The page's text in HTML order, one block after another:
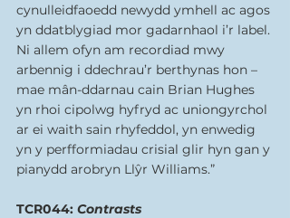
cynulleidfaoedd newydd ymhell ac agos
yn ddatblygiad mor gadarnhaol i’r label.
Ni allem ofyn am recordiad mwy
arbennig i ddechrau’r berthynas hon –
mae mân-ddarnau cain Brian Hughes
yn rhoi cipolwg hyfryd ac uniongyrchol
ar ei waith sain rhyfeddol, yn enwedig
yn y perfformiadau crisial glir hyn gan y
pianydd arobryn Llŷr Williams.”
TCR044: Contrasts